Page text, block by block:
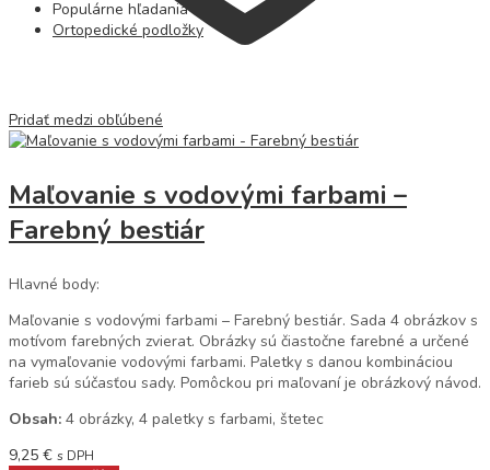
Populárne hľadania
Ortopedické podložky
Pridať medzi obľúbené
Maľovanie s vodovými farbami –
Farebný bestiár
Hlavné body:
Maľovanie s vodovými farbami – Farebný bestiár. Sada 4 obrázkov s
motívom farebných zvierat. Obrázky sú čiastočne farebné a určené
na vymaľovanie vodovými farbami. Paletky s danou kombináciou
farieb sú súčasťou sady. Pomôckou pri maľovaní je obrázkový návod.
Obsah: 4 obrázky, 4 paletky s farbami, štetec
9,25 € s DPH